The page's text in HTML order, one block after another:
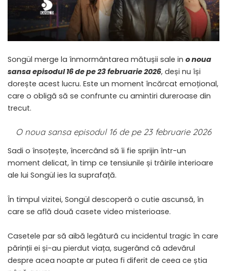
Songül merge la înmormântarea mătușii sale in o noua
sansa episodul 16 de pe 23 februarie 2026, deși nu își
dorește acest lucru. Este un moment încărcat emoțional,
care o obligă să se confrunte cu amintiri dureroase din
trecut.
O noua sansa episodul 16 de pe 23 februarie 2026
Sadi o însoțește, încercând să îi fie sprijin într-un
moment delicat, în timp ce tensiunile și trăirile interioare
ale lui Songül ies la suprafață.
În timpul vizitei, Songül descoperă o cutie ascunsă, în
care se află două casete video misterioase.
Casetele par să aibă legătură cu incidentul tragic în care
părinții ei și-au pierdut viața, sugerând că adevărul
despre acea noapte ar putea fi diferit de ceea ce știa